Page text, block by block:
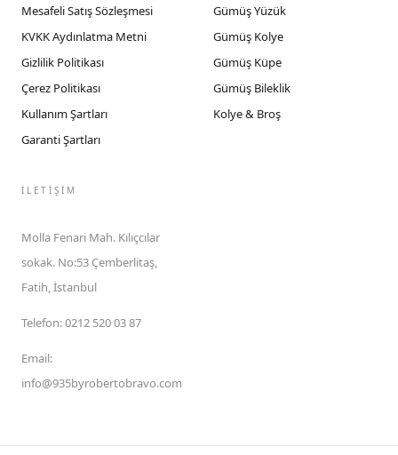
Mesafeli Satış Sözleşmesi
KVKK Aydınlatma Metni
Gizlilik Politikası
Çerez Politikası
Kullanım Şartları
Garanti Şartları
Gümüş Yüzük
Gümüş Kolye
Gümüş Küpe
Gümüş Bileklik
Kolye & Broş
İLETIŞIM
Molla Fenari Mah. Kılıçcılar
sokak. No:53 Çemberlitaş,
Fatih, İstanbul
Telefon:0212 520 03 87
Email:
info@935byrobertobravo.com